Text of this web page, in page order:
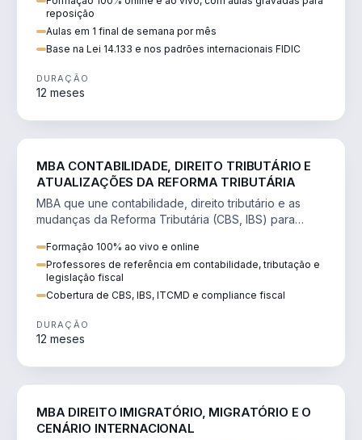
reposição
Aulas em 1 final de semana por mês
Base na Lei 14.133 e nos padrões internacionais FIDIC
DURAÇÃO
12 meses
MBA CONTABILIDADE, DIREITO TRIBUTÁRIO E
ATUALIZAÇÕES DA REFORMA TRIBUTÁRIA
MBA que une contabilidade, direito tributário e as
mudanças da Reforma Tributária (CBS, IBS) para
Formação 100% ao vivo e online
Professores de referência em contabilidade, tributação e
legislação fiscal
Cobertura de CBS, IBS, ITCMD e compliance fiscal
DURAÇÃO
12 meses
MBA DIREITO IMIGRATÓRIO, MIGRATÓRIO E O
CENÁRIO INTERNACIONAL